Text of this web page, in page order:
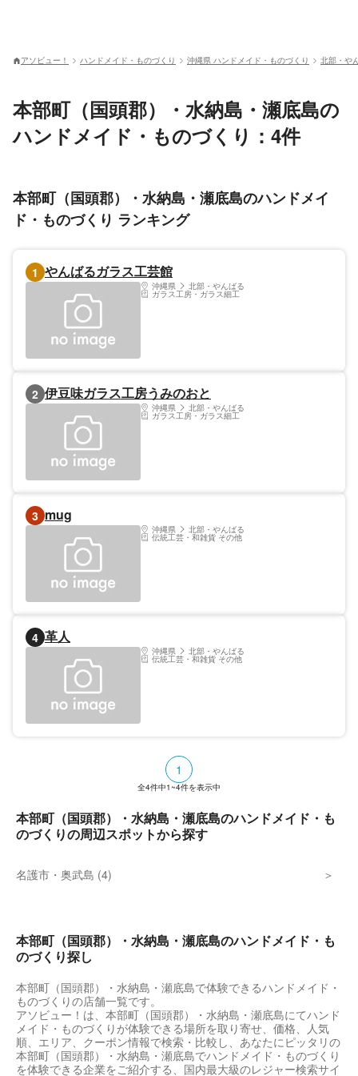
アソビュー！ ハンドメイド・ものづくり 沖縄県 ハンドメイド・ものづくり 北部・や
本部町（国頭郡）・水納島・瀬底島の
ハンドメイド・ものづくり：4件
本部町（国頭郡）・水納島・瀬底島のハンドメイ
ド・ものづくり ランキング
1 やんばるガラス工芸館
沖縄県 北部・やんばる
ガラス工房・ガラス細工
2 伊豆味ガラス工房うみのおと
沖縄県 北部・やんばる
ガラス工房・ガラス細工
3 mug
沖縄県 北部・やんばる
伝統工芸・和雑貨 その他
4 革人
沖縄県 北部・やんばる
伝統工芸・和雑貨 その他
1
全4件中1~4件を表示中
本部町（国頭郡）・水納島・瀬底島のハンドメイド・も
のづくりの周辺スポットから探す
名護市・奥武島 (4)
本部町（国頭郡）・水納島・瀬底島のハンドメイド・も
のづくり探し
本部町（国頭郡）・水納島・瀬底島で体験できるハンドメイド・
ものづくりの店舗一覧です。
アソビュー！は、本部町（国頭郡）・水納島・瀬底島にてハンド
メイド・ものづくりが体験できる場所を取り寄せ、価格、人気
順、エリア、クーポン情報で検索・比較し、あなたにピッタリの
本部町（国頭郡）・水納島・瀬底島でハンドメイド・ものづくり
を体験できる企業をご紹介する、国内最大級のレジャー検索サイ